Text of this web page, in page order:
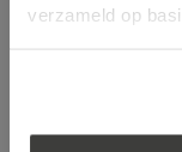
verzameld op
67,67 56,39 incl. BTW